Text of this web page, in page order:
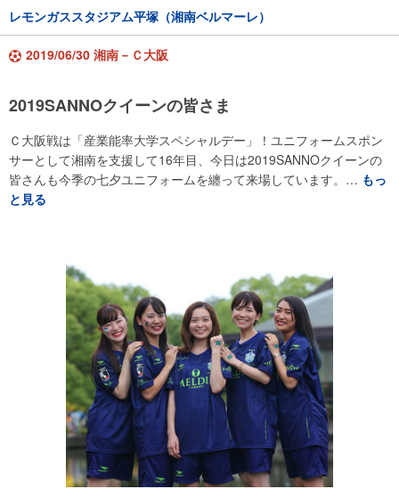
レモンガススタジアム平塚（湘南ベルマーレ）
2019/06/30 湘南－Ｃ大阪
2019SANNOクイーンの皆さま
Ｃ大阪戦は「産業能率大学スペシャルデー」！ユニフォームスポン
サーとして湘南を支援して16年目、今日は2019SANNOクイーンの
皆さんも今季の七夕ユニフォームを纏って来場しています。… もっ
と見る